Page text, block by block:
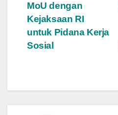
MoU dengan
Kejaksaan RI
untuk Pidana Kerja
Sosial